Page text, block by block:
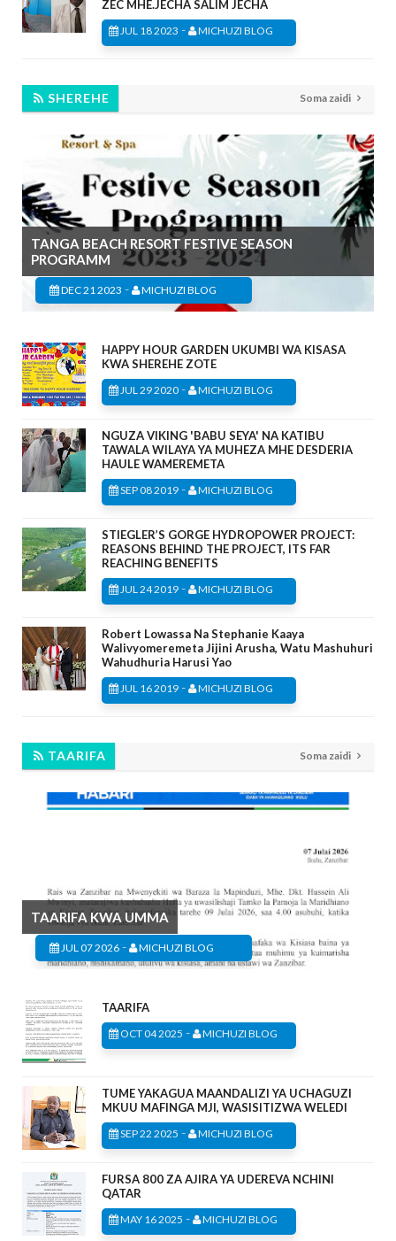
ZEC MHE.JECHA SALIM JECHA
JUL 18 2023 - MICHUZI BLOG
SHEREHE Soma zaidi
TANGA BEACH RESORT FESTIVE SEASON
PROGRAMM
DEC 21 2023 - MICHUZI BLOG
HAPPY HOUR GARDEN UKUMBI WA KISASA
KWA SHEREHE ZOTE
JUL 29 2020 - MICHUZI BLOG
NGUZA VIKING 'BABU SEYA' NA KATIBU
TAWALA WILAYA YA MUHEZA MHE DESDERIA
HAULE WAMEREMETA
SEP 08 2019 - MICHUZI BLOG
STIEGLER’S GORGE HYDROPOWER PROJECT:
REASONS BEHIND THE PROJECT, ITS FAR
REACHING BENEFITS
JUL 24 2019 - MICHUZI BLOG
Robert Lowassa Na Stephanie Kaaya
Walivyomeremeta Jijini Arusha, Watu Mashuhuri
Wahudhuria Harusi Yao
JUL 16 2019 - MICHUZI BLOG
TAARIFA Soma zaidi
TAARIFA KWA UMMA
JUL 07 2026 - MICHUZI BLOG
TAARIFA
OCT 04 2025 - MICHUZI BLOG
TUME YAKAGUA MAANDALIZI YA UCHAGUZI
MKUU MAFINGA MJI, WASISITIZWA WELEDI
SEP 22 2025 - MICHUZI BLOG
FURSA 800 ZA AJIRA YA UDEREVA NCHINI
QATAR
MAY 16 2025 - MICHUZI BLOG